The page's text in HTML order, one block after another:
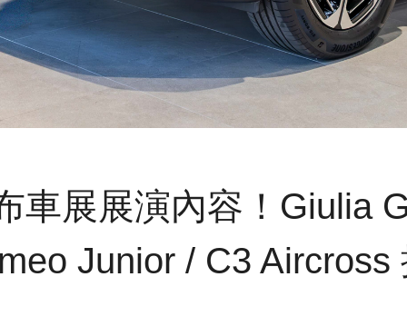
車展展演內容！Giulia
Junior / C3 Aircross